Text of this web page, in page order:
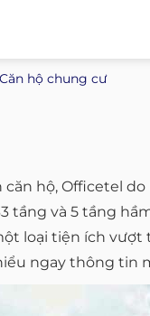
Căn hộ chung cư
căn hộ, Officetel
tầng và 5 tầng
loại tiện ích
ngay thông tin